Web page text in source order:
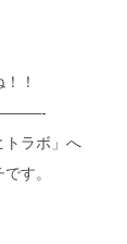
！
ラボ」へ
す。